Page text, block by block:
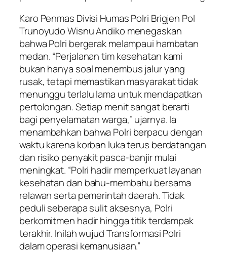
Karo Penmas Divisi Humas Polri Brigjen Pol
Trunoyudo Wisnu Andiko menegaskan
bahwa Polri bergerak melampaui hambatan
medan. “Perjalanan tim kesehatan kami
bukan hanya soal menembus jalur yang
rusak, tetapi memastikan masyarakat tidak
menunggu terlalu lama untuk mendapatkan
pertolongan. Setiap menit sangat berarti
bagi penyelamatan warga,” ujarnya. Ia
menambahkan bahwa Polri berpacu dengan
waktu karena korban luka terus berdatangan
dan risiko penyakit pasca-banjir mulai
meningkat. “Polri hadir memperkuat layanan
kesehatan dan bahu-membahu bersama
relawan serta pemerintah daerah. Tidak
peduli seberapa sulit aksesnya, Polri
berkomitmen hadir hingga titik terdampak
terakhir. Inilah wujud Transformasi Polri
dalam operasi kemanusiaan.”